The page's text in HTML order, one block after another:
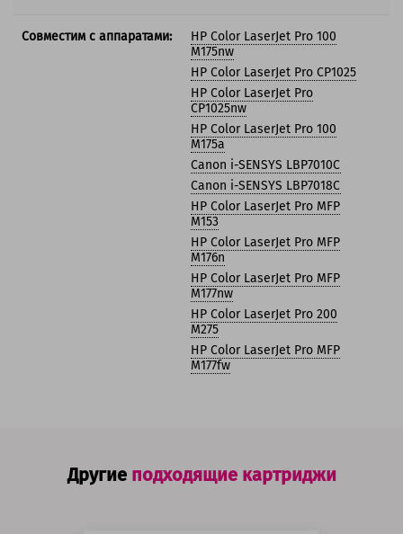
Совместим с аппаратами:
HP Color LaserJet Pro 100
M175nw
HP Color LaserJet Pro CP1025
HP Color LaserJet Pro
CP1025nw
HP Color LaserJet Pro 100
M175a
Canon i-SENSYS LBP7010C
Canon i-SENSYS LBP7018C
HP Color LaserJet Pro MFP
M153
HP Color LaserJet Pro MFP
M176n
HP Color LaserJet Pro MFP
M177nw
HP Color LaserJet Pro 200
M275
HP Color LaserJet Pro MFP
M177fw
Другие подходящие картриджи